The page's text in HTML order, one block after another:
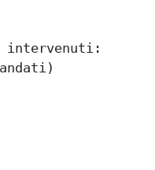
intervenuti: